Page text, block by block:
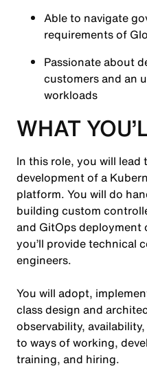
Able to navigate
requirements of
Passionate about
customers and an
workloads
WHAT
In this role, you will lead
development of a
platform. You will do
building custom
and GitOps deployment
you’ll provide technical
engineers.
You will adopt,
class design and
observability,
to ways of working,
training, and hiring.